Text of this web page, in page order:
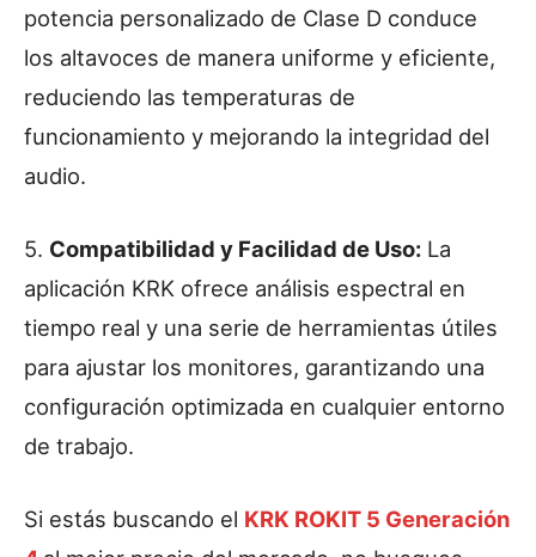
potencia personalizado de Clase D conduce
los altavoces de manera uniforme y eficiente,
reduciendo las temperaturas de
funcionamiento y mejorando la integridad del
audio.
5. Compatibilidad y Facilidad de Uso: La
aplicación KRK ofrece análisis espectral en
tiempo real y una serie de herramientas útiles
para ajustar los monitores, garantizando una
configuración optimizada en cualquier entorno
de trabajo.
Si estás buscando el KRK ROKIT 5 Generación